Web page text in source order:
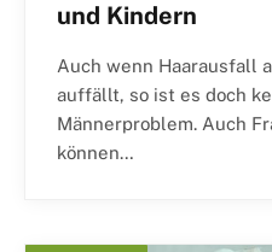
und Kindern
Auch wenn Haarausfall
auffällt, so ist es doch
Männerproblem. Auch
können…